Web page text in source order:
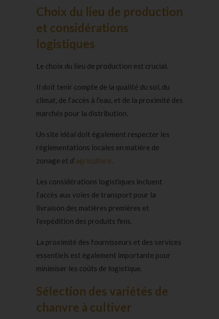
Choix du lieu de production
et considérations
logistiques
Le choix du lieu de production est crucial.
Il doit tenir compte de la qualité du sol, du
climat, de l’accès à l’eau, et de la proximité des
marchés pour la distribution.
Un site idéal doit également respecter les
réglementations locales en matière de
zonage et d’agriculture.
Les considérations logistiques incluent
l’accès aux voies de transport pour la
livraison des matières premières et
l’expédition des produits finis.
La proximité des fournisseurs et des services
essentiels est également importante pour
minimiser les coûts de logistique.
Sélection des variétés de
chanvre à cultiver